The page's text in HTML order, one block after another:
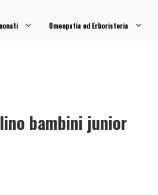
Omeopatia ed Erboristeria
bambini junior
40% valido oggi!